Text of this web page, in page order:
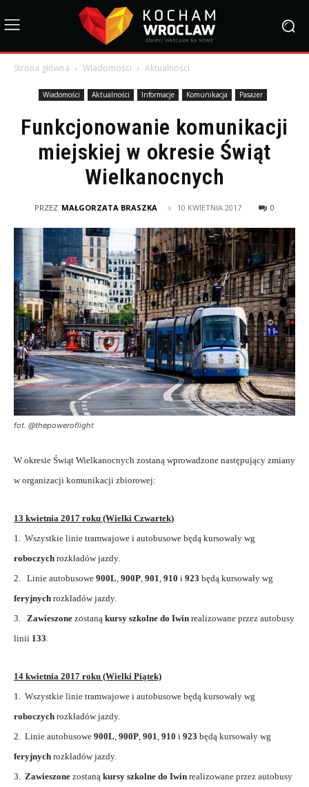
Strona główna Wiadomości Aktualności
Wiadomości Aktualności Informacje Komunikacja Pasażer
Funkcjonowanie komunikacji
miejskiej w okresie Świąt
Wielkanocnych
PRZEZ MAŁGORZATA BRASZKA 10 KWIETNIA 2017 0
fot. @thepoweroflight
W okresie Świąt Wielkanocnych zostaną wprowadzone następujący zmiany
w organizacji komunikacji zbiorowej:
13 kwietnia 2017 roku (Wielki Czwartek)
1. Wszystkie linie tramwajowe i autobusowe będą kursowały wg
roboczych rozkładów jazdy.
2. Linie autobusowe 900L 900P 901 910 i 923 będą kursowały wg
feryjnych rozkładów jazdy.
3. Zawieszone zostaną kursy szkolne do Iwin realizowane przez autobusy
linii 133
14 kwietnia 2017 roku (Wielki Piątek)
1. Wszystkie linie tramwajowe i autobusowe będą kursowały wg
roboczych rozkładów jazdy.
2. Linie autobusowe 900L 900P 901 910 i 923 będą kursowały wg
feryjnych rozkładów jazdy.
3. Zawieszone zostaną kursy szkolne do Iwin realizowane przez autobusy